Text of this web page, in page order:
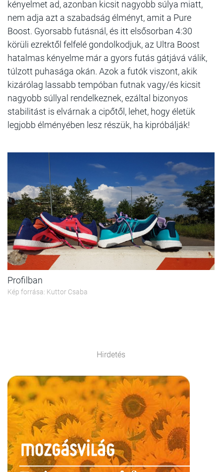
kényelmet ad, azonban kicsit nagyobb súlya miatt,
nem adja azt a szabadság élményt, amit a Pure
Boost. Gyorsabb futásnál, és itt elsősorban 4:30
körüli ezrektől felfelé gondolkodjuk, az Ultra Boost
hatalmas kényelme már a gyors futás gátjává válik,
túlzott puhasága okán. Azok a futók viszont, akik
kizárólag lassabb tempóban futnak vagy/és kicsit
nagyobb súllyal rendelkeznek, ezáltal bizonyos
stabilitást is elvárnak a cipőtől, lehet, hogy életük
legjobb élményében lesz részük, ha kipróbálják!
Profilban
Kép forrása: Kuttor Csaba
Hirdetés